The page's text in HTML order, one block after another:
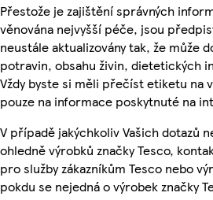
Přestože je zajištění správných
věnována nejvyšší péče, jsou
neustále aktualizovány tak, že může
potravin, obsahu živin, dietetických
Vždy byste si měli přečíst etiketu na
pouze na informace poskytnuté na
V případě jakýchkoliv Vašich dotazů
ohledně výrobků značky Tesco,
pro služby zákazníkům Tesco nebo
pokdu se nejedná o výrobek značky